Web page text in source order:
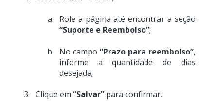
Role a página até encontrar a seção
“Suporte e Reembolso”;
No campo “Prazo para reembolso”,
informe a quantidade de dias
desejada;
Clique em “Salvar” para confirmar.